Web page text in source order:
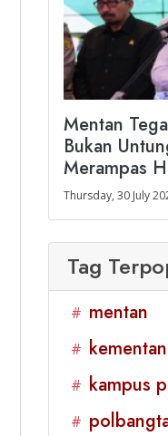
Mentan
Bukan
Merampas
Thursday, 30 July
Tag
# mentan
# kementan
# kampus
#